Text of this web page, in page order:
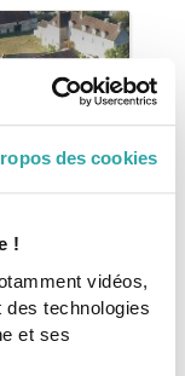
des cookies
!
vidéos,
des technologies
et ses
des
de territoire.